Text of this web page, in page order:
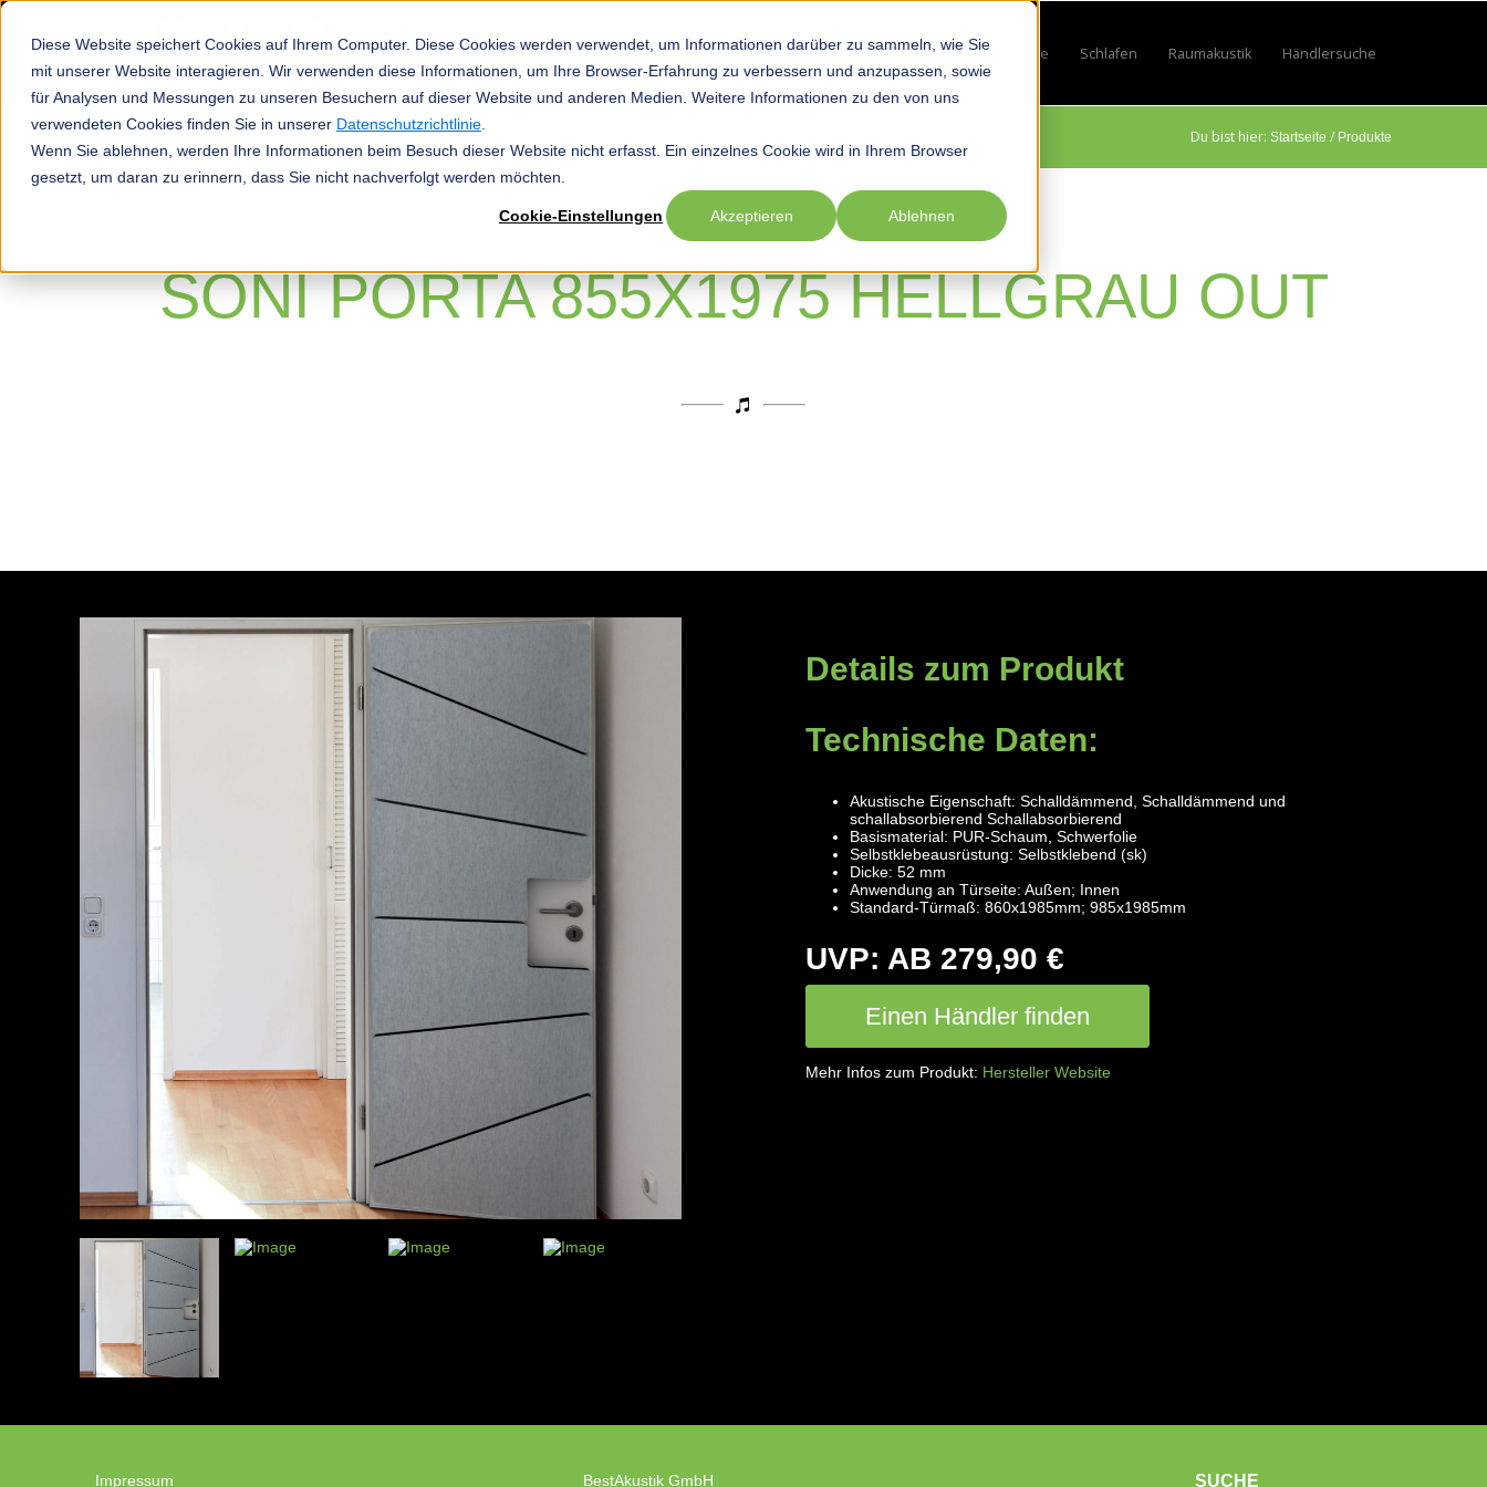
Diese Website speichert Cookies auf Ihrem Computer. Diese Cookies werden verwendet, um Informationen darüber zu sammeln, wie Sie
mit unserer Website interagieren. Wir verwenden diese Informationen, um Ihre Browser-Erfahrung zu verbessern und anzupassen, sowie
für Analysen und Messungen zu unseren Besuchern auf dieser Website und anderen Medien. Weitere Informationen zu den von uns
verwendeten Cookies finden Sie in unserer Datenschutzrichtlinie
Wenn Sie ablehnen, werden Ihre Informationen beim Besuch dieser Website nicht erfasst. Ein einzelnes Cookie wird in Ihrem Browser
gesetzt, um daran zu erinnern, dass Sie nicht nachverfolgt werden möchten.
Cookie-Einstellungen Akzeptieren Ablehnen
Startseite HobbyShow submenu for Hobby
SportShow submenu for Sport
Beruf Show submenu for Beruf
Lifestyle Show submenu for Lifestyle
Schlafen Show submenu for Schlafen
Raumakustik Show submenu for Raumakustik
Händlersuche
Du bist hier: Startseite / Produkte
SONI PORTA 855X1975 HELLGRAU OUT
Details zum Produkt
Technische Daten:
Akustische Eigenschaft: Schalldämmend, Schalldämmend und
schallabsorbierend Schallabsorbierend
Basismaterial: PUR-Schaum, Schwerfolie
Selbstklebeausrüstung: Selbstklebend (sk)
Dicke: 52 mm
Anwendung an Türseite: Außen; Innen
Standard-Türmaß: 860x1985mm; 985x1985mm
UVP: AB 279,90 €
Einen Händler finden
Mehr Infos zum Produkt: Hersteller Website
Impressum BestAkustik GmbH SUCHE